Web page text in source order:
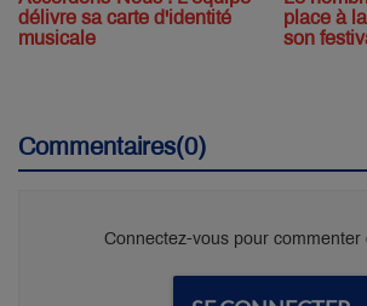
délivre sa carte d'identité
musicale
place à
son
Commentaires(0)
Connectez-vous pour commenter